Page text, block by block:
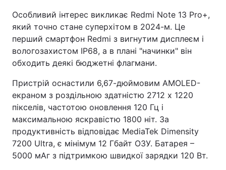
Особливий інтерес викликає Redmi Note 13 Pro+,
який точно стане суперхітом в 2024-м. Це
перший смартфон Redmi з вигнутим дисплеєм і
вологозахистом IP68, а в плані "начинки" він
обходить деякі бюджетні флагмани.
Пристрій оснастили 6,67-дюймовим AMOLED-
екраном з роздільною здатністю 2712 x 1220
пікселів, частотою оновлення 120 Гц і
максимальною яскравістю 1800 ніт. За
продуктивність відповідає MediaTek Dimensity
7200 Ultra, є мінімум 12 Гбайт ОЗУ. Батарея –
5000 мАг з підтримкою швидкої зарядки 120 Вт.